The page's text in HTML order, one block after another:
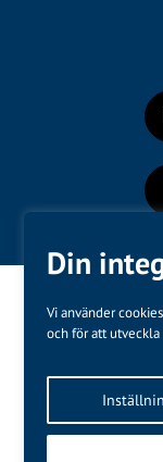
Din
Vi använder
och för att utveckla